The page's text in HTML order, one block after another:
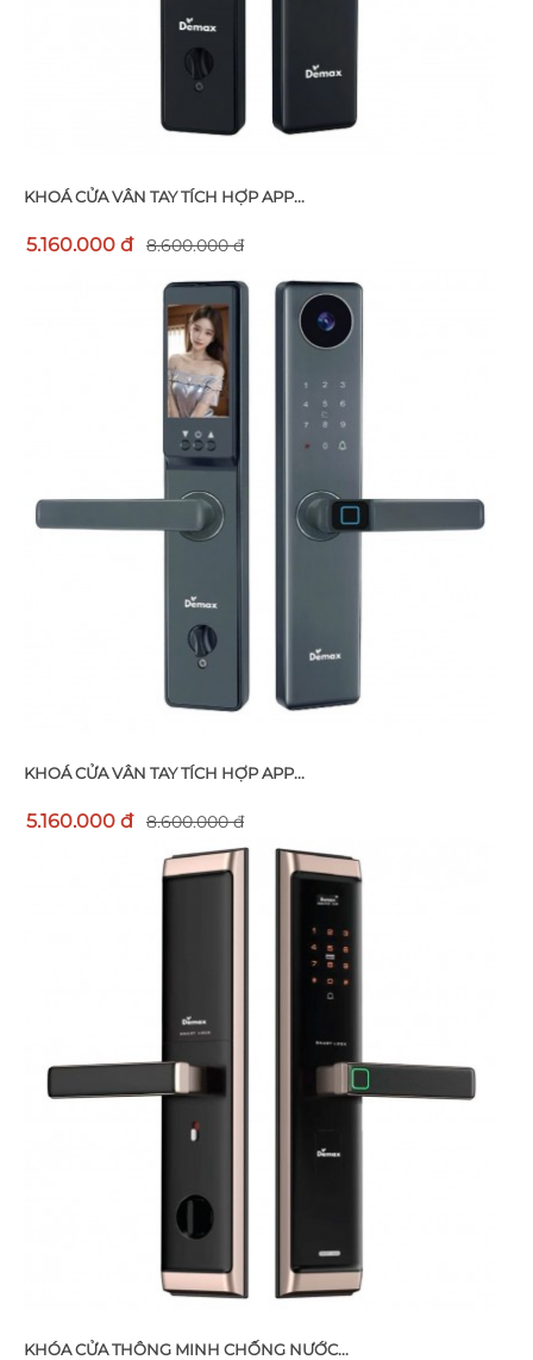
KHOÁ CỬA VÂN TAY TÍCH HỢP APP...
5.160.000 đ 8.600.000 đ
KHOÁ CỬA VÂN TAY TÍCH HỢP APP...
5.160.000 đ 8.600.000 đ
KHÓA CỬA THÔNG MINH CHỐNG NƯỚC...